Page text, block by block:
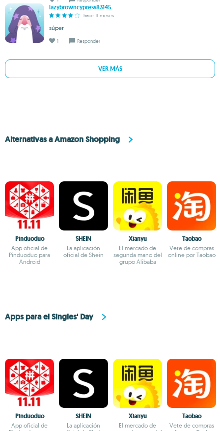
lazybrowncypress83145
hace 11 meses
súper
1 Responder
VER MÁS
Alternativas a Amazon Shopping
Pinduoduo
App oficial de
Pinduoduo para
Android
SHEIN
La aplicación
oficial de Shein
Xianyu
El mercado de
segunda mano del
grupo Alibaba
Taobao
Vete de compras
online por Taobao
Apps para el Singles' Day
Pinduoduo
App oficial de
SHEIN
La aplicación
Xianyu
El mercado de
Taobao
Vete de compras